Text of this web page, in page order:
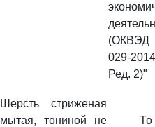
029-
Ред. 2)"
Шерсть стриженая
мытая, тониной не
То